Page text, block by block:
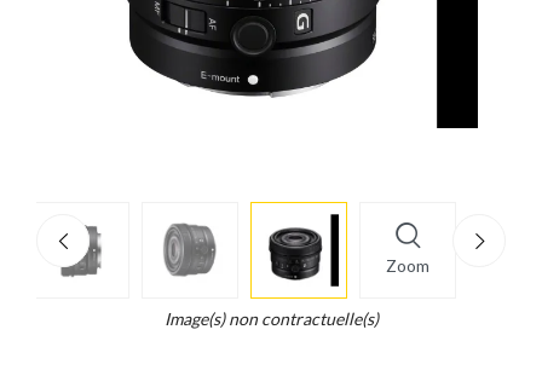
Zoom
Legend...
Image(s) non contractuelle(s)